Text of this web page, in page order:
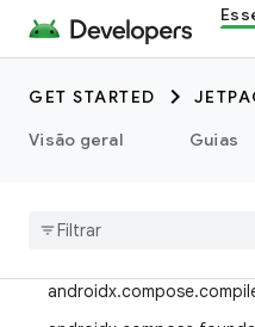
GET STARTED
Visão geral
Guias
androidx.car
androidx.car.app
androidx.cardview
androidx.compose.